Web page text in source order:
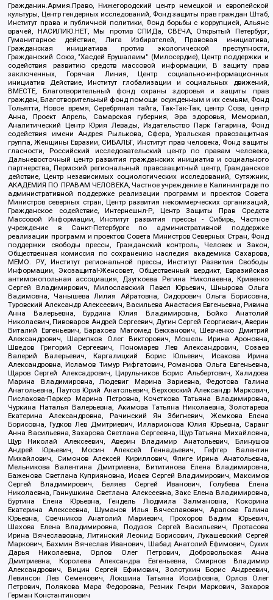
Гражданин.Армия.Право, Нижегородский центр немецкой и европейской
культуры, Центр гендерных исследований, Фонд защиты прав граждан Штаб,
Институт права и публичной политики, Фонд борьбы с коррупцией, Альянс
врачей, НАСИЛИЮ.НЕТ, Мы против СПИДа, СВЕЧА, Открытый Петербург,
Гуманитарное действие, Лига Избирателей, Правовая инициатива,
Гражданская инициатива против экологической преступности,
Гражданский Союз, "Хасдей Ерушалаим" (Милосердие), Центр поддержки и
содействия развитию средств массовой информации, В защиту прав
заключенных, Горячая Линия, Центр социально-информационных
инициатив Действие, Институт глобализации и социальных движений,
ВМЕСТЕ, Благотворительный фонд охраны здоровья и защиты прав
граждан, Благотворительный фонд помощи осужденным и их семьям, Фонд
Тольятти, Новое время, Серебряная тайга, Так-Так-Так, центр Сова, центр
Анна, Проект Апрель, Самарская губерния, Эра здоровья, Мемориал,
Аналитический Центр Юрия Левады, Издательство Парк Гагарина, Фонд
содействия имени Андрея Рылькова, Сфера, Уральская правозащитная
группа, Женщины Евразии, СИБАЛЬТ, Институт прав человека, Фонд защиты
гласности, Российский исследовательский центр по правам человека,
Дальневосточный центр развития гражданских инициатив и социального
партнерства, Пермский региональный правозащитный центр, Гражданское
действие, Центр независимых социологических исследований, Сутяжник,
АКАДЕМИЯ ПО ПРАВАМ ЧЕЛОВЕКА, Частное учреждение в Калининграде по
административной поддержке реализации программ и проектов Совета
Министров северных стран, Центр развития некоммерческих организаций,
Гражданское содействие, Интернешнл-Р, Центр Защиты Прав Средств
Массовой Информации, Институт развития прессы - Сибирь, Частное
учреждение в Санкт-Петербурге по административной поддержке
реализации программ и проектов Совета Министров Северных Стран, Фонд
поддержки свободы прессы, Гражданский контроль, Человек и Закон,
Общественная комиссия по сохранению наследия академика Сахарова,
МЕМО. РУ, Институт региональной прессы, Институт Развития Свободы
Информации, Экозащита!-Женсовет, Общественный вердикт, Евразийская
антимонопольная ассоциация, Дзугкоева Регина Николаевна, Кривенко
Сергей Владимирович, Милославский Павел Юрьевич, Шнырова Ольга
Вадимовна, Чанышева Лилия Айратовна, Сидорович Ольга Борисовна,
Туровский Александр Алексеевич, Васильева Анастасия Евгеньевна, Ривина
Анна Валерьевна, Бурдина Юлия Владимировна, Бойко Анатолий
Николаевич, Пивоваров Андрей Сергеевич, Дугин Сергей Георгиевич, Аверин
Виталий Евгеньевич, Барахоев Магомед Бекханович, Шевченко Дмитрий
Александрович, Шарипков Олег Викторович, Мошель Ирина Ароновна,
Шведов Григорий Сергеевич, Пономарев Лев Александрович, Созаев
Валерий Валерьевич, Каргалицкий Борис Юльевич, Исакова Ирина
Александровна, Исламов Тимур Рифгатович, Романова Ольга Евгеньевна,
Щаров Сергей Алексадрович, Цирульников Борис Альбертович, Халидова
Марина Владимировна, Людевиг Марина Зариевна, Федотова Галина
Анатольевна, Паутов Юрий Анатольевич, Верховский Александр Маркович,
Пислакова-Паркер Марина Петровна, Кочеткова Татьяна Владимировна,
Чуркина Наталья Валерьевна, Акимова Татьяна Николаевна, Золотарева
Екатерина Александровна, Рачинский Ян Збигневич, Жемкова Елена
Борисовна, Гудков Лев Дмитриевич, Илларионова Юлия Юрьевна, Саранг
Анна Васильевна, Захарова Светлана Сергеевна, Щур Татьяна Михайловна,
Щур Николай Алексеевич, Аверин Владимир Анатольевич, Блинушов
Андрей Юрьевич, Мосин Алексей Геннадьевич, Гефтер Валентин
Михайлович, Симонов Алексей Кириллович, Флиге Ирина Анатольевна,
Мельникова Валентина Дмитриевна, Вититинова Елена Владимировна,
Баженова Светлана Куприяновна, Исаев Сергей Владимирович, Максимов
Сергей Владимирович, Беляев Сергей Иванович, Голубева Елена
Николаевна, Ганнушкина Светлана Алексеевна, Закс Елена Владимировна,
Буртина Елена Юрьевна, Гендель Людмила Залмановна, Кокорина
Екатерина Алексеевна, Шуманов Илья Вячеславович, Арапова Галина
Юрьевна, Свечников Анатолий Мариевич, Прохоров Вадим Юрьевич,
Шахова Елена Владимировна, Подузов Сергей Васильевич, Протасова
Ирина Вячеславовна, Литинский Леонид Борисович, Лукашевский Сергей
Маркович, Бахмин Вячеслав Иванович, Шабад Анатолий Ефимович, Сухих
Дарья Николаевна, Орлов Олег Петрович, Добровольская Анна
Дмитриевна, Королева Александра Евгеньевна, Смирнов Владимир
Александрович, Вицин Сергей Ефимович, Золотухин Борис Андреевич,
Левинсон Лев Семенович, Локшина Татьяна Иосифовна, Орлов Олег
Петрович, Полякова Мара Федоровна, Резник Генри Маркович, Захаров
Герман Константинович